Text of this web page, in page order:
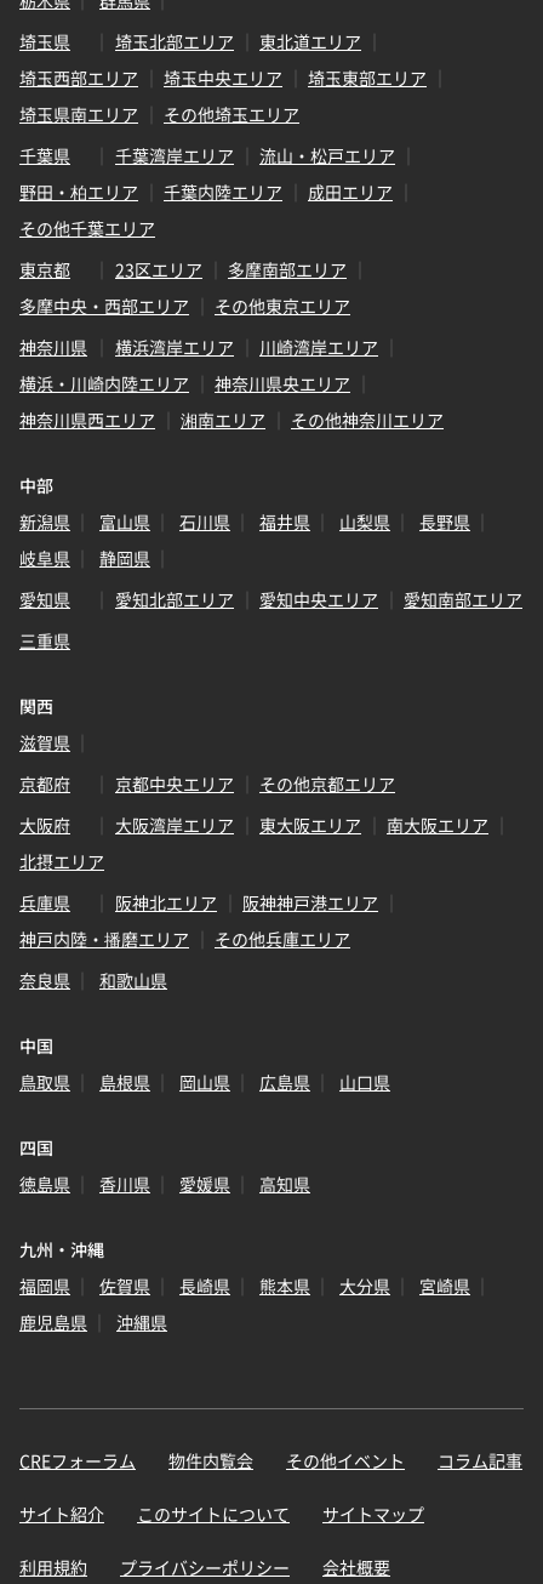
埼玉県
埼玉北部エリア
東北道エリア
埼玉西部エリア
埼玉中央エリア
埼玉東部エリア
埼玉県南エリア
その他埼玉エリア
千葉県
千葉湾岸エリア
流山・松戸エリア
野田・柏エリア
千葉内陸エリア
成田エリア
その他千葉エリア
東京都
23区エリア
多摩南部エリア
多摩中央・西部エリア
その他東京エリア
神奈川県
横浜湾岸エリア
川崎湾岸エリア
横浜・川崎内陸エリア
神奈川県央エリア
神奈川県西エリア
湘南エリア その他神奈川エリア
中部
新潟県
富山県 石川県 福井県 山梨県
長野県
岐阜県
静岡県
愛知県
愛知北部エリア 愛知中央エリア
愛知南部エリア
三重県
関西
滋賀県
京都府
京都中央エリア
その他京都エリア
大阪府
大阪湾岸エリア 東大阪エリア
南大阪エリア
北摂エリア
兵庫県
阪神北エリア
阪神神戸港エリア
神戸内陸・播磨エリア
その他兵庫エリア
奈良県
和歌山県
中国
鳥取県
島根県 岡山県 広島県 山口県
四国
徳島県
香川県 愛媛県 高知県
九州・沖縄
福岡県
佐賀県 長崎県 熊本県 大分県
宮崎県
鹿児島県
沖縄県
CREフォーラム 物件内覧会 その他イベント コラム記事
サイト紹介 このサイトについて サイトマップ
利用規約 プライバシーポリシー 会社概要